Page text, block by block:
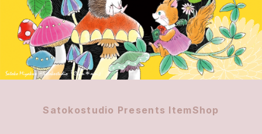
Satokostudio Presents ItemShop